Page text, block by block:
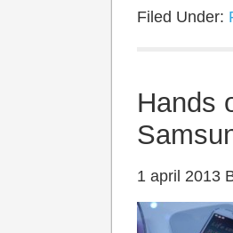
Filed Under:
Hands
1 april 2013